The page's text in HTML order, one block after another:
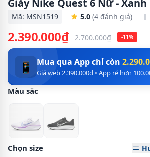
Giày Nike Quest 6 Nữ - Xanh
Mã: MSN1519 5.0 (4 đánh giá)
2.390.000₫ 2.700.000₫ -11%
📱 Mua qua App chỉ còn
Giá web 2.390.000₫ • App rẻ hơn
Màu sắc
Chọn size